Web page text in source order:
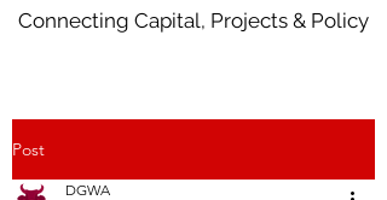
Connecting Capital, Projects & Policy
Post
DGWA